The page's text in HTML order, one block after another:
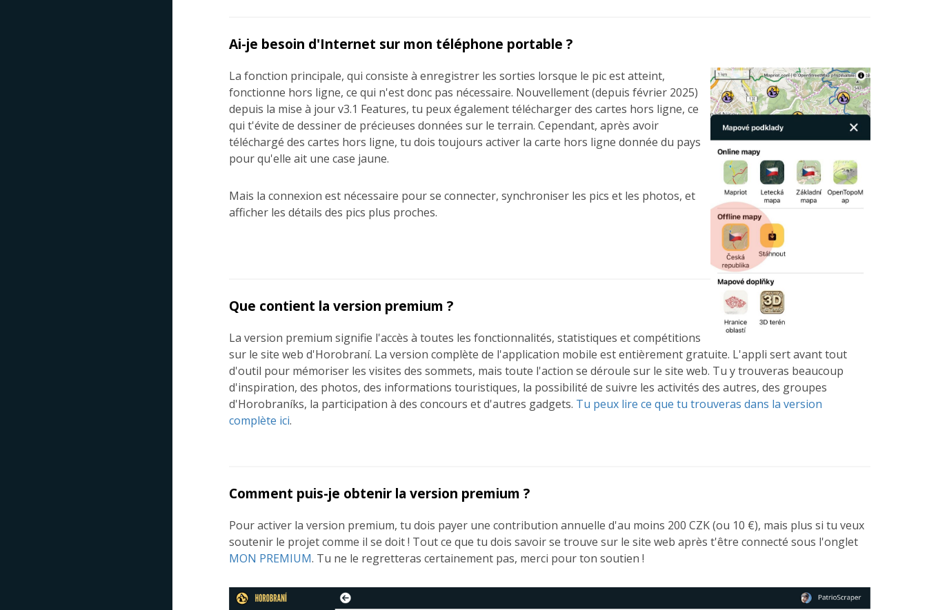
Ai-je besoin d'Internet sur mon téléphone portable ?
La fonction principale, qui consiste à enregistrer les sorties lorsque le pic est atteint,
fonctionne hors ligne, ce qui n'est donc pas nécessaire. Nouvellement (depuis février 2025)
depuis la mise à jour v3.1 Features, tu peux également télécharger des cartes hors ligne, ce
qui t'évite de dessiner de précieuses données sur le terrain. Cependant, après avoir
téléchargé des cartes hors ligne, tu dois toujours activer la carte hors ligne donnée du pays
pour qu'elle ait une case jaune.
Mais la connexion est nécessaire pour se connecter, synchroniser les pics et les photos, et
afficher les détails des pics plus proches.
Que contient la version premium ?
La version premium signifie l'accès à toutes les fonctionnalités, statistiques et compétitions
sur le site web d'Horobraní. La version complète de l'application mobile est entièrement gratuite. L'appli sert avant tout
d'outil pour mémoriser les visites des sommets, mais toute l'action se déroule sur le site web. Tu y trouveras beaucoup
d'inspiration, des photos, des informations touristiques, la possibilité de suivre les activités des autres, des groupes
d'Horobraníks, la participation à des concours et d'autres gadgets. Tu peux lire ce que tu trouveras dans la version
complète ici.
Comment puis-je obtenir la version premium ?
Pour activer la version premium, tu dois payer une contribution annuelle d'au moins 200 CZK (ou 10 €), mais plus si tu veux
soutenir le projet comme il se doit ! Tout ce que tu dois savoir se trouve sur le site web après t'être connecté sous l'onglet
MON PREMIUM. Tu ne le regretteras certainement pas, merci pour ton soutien !